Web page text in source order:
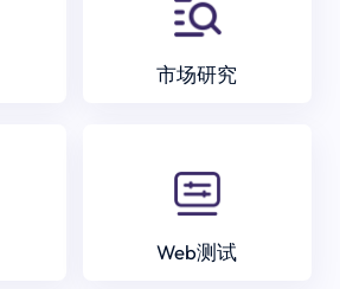
市场研究
Web测试